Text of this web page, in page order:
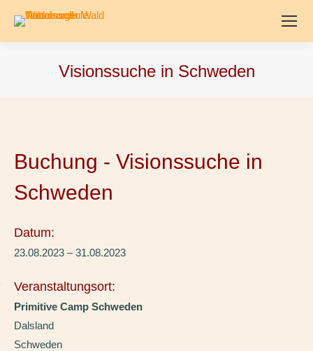
Visionssuche in Schweden
Buchung - Visionssuche in
Schweden
Datum:
23.08.2023 – 31.08.2023
Veranstaltungsort:
Primitive Camp Schweden
Dalsland
Schweden